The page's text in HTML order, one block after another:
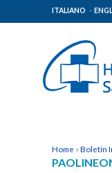
ITALIANO
Home »Boletín